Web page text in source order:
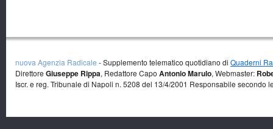
nuova Agenzia Radicale - Supplemento telematico quotidiano di Quaderni
Direttore Giuseppe Rippa, Redattore Capo Antonio Marulo, Webmaster:
Iscr. e reg. Tribunale di Napoli n. 5208 del 13/4/2001 Responsabile secondo